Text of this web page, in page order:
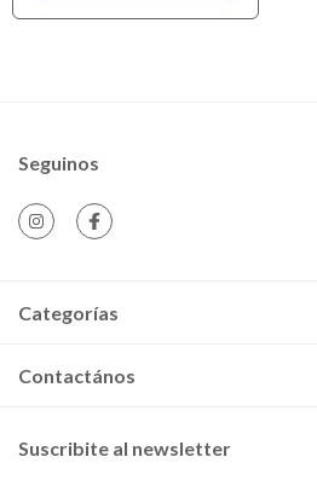
Seguinos
Categorías
Contactános
Suscribite al newsletter